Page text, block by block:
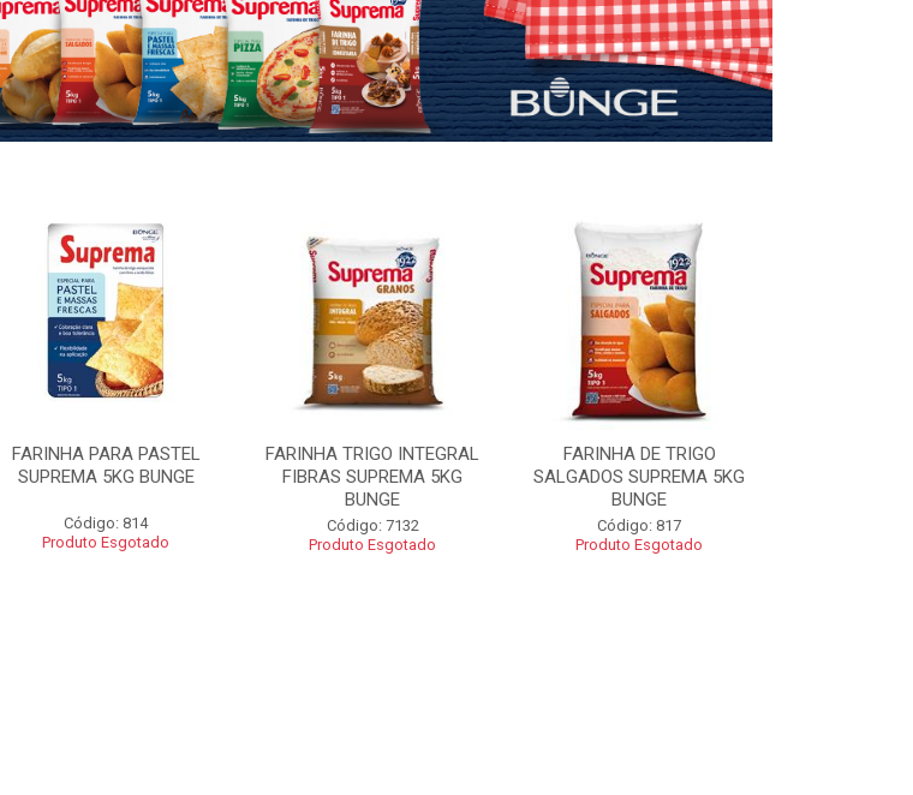
FARINHA PARA PASTEL
SUPREMA 5KG BUNGE
Código: 814
Produto Esgotado
FARINHA TRIGO INTEGRAL
FIBRAS SUPREMA 5KG
BUNGE
Código: 7132
Produto Esgotado
FARINHA DE TRIGO
SALGADOS SUPREMA 5KG
BUNGE
Código: 817
Produto Esgotado